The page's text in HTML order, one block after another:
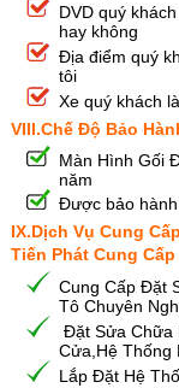
DVD quý
hay không
Địa điểm quý
tôi
Xe quý khách
VIII.Chế Độ Bảo
Màn Hình Gối
năm
Được bảo
IX.Dịch Vụ Cung
Tiến Phát Cung Cấp
Cung Cấp Đặt
Tô Chuyên
Đặt Sửa Chữa
Cửa,Hệ Thống
Lắp Đặt Hệ